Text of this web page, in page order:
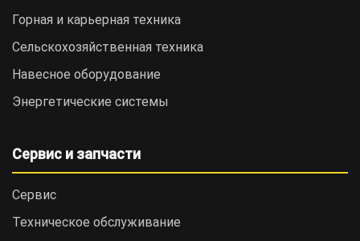
Горная и карьерная техника
Сельскохозяйственная техника
Навесное оборудование
Энергетические системы
Сервис и запчасти
Сервис
Техническое обслуживание